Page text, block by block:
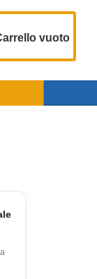
vuoto